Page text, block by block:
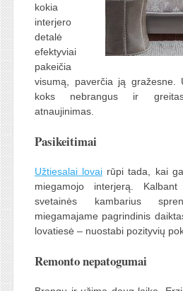
kokia
interjero
detalė
efektyviai
pakeičia
visumą, paverčia ją gražesne.
koks nebrangus ir
atnaujinimas.
Pasikeitimai
Užtiesalai lovai rūpi tada, kai
miegamojo interjerą.
svetainės kambarius
miegamajame pagrindinis
lovatiesė – nuostabi pozityvių
Remonto nepatogumai